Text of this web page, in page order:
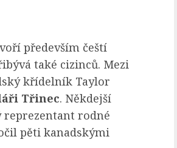
především čeští
také cizinců. Mezi
křídelník Taylor
Třinec. Někdejší
reprezentant rodné
pěti kanadskými